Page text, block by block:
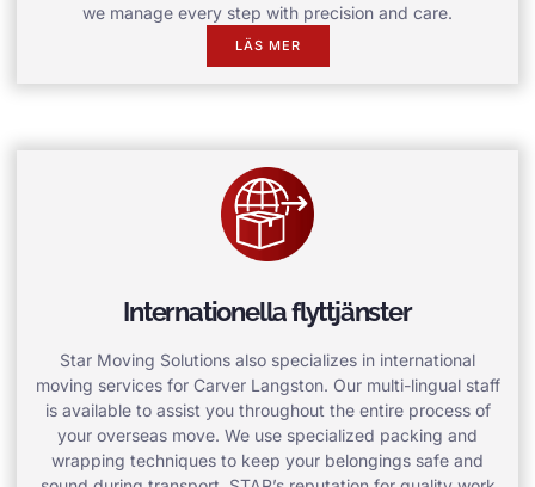
we manage every step with precision and care.
LÄS MER
Internationella flyttjänster
Star Moving Solutions also specializes in international
moving services for Carver Langston. Our multi-lingual staff
is available to assist you throughout the entire process of
your overseas move. We use specialized packing and
wrapping techniques to keep your belongings safe and